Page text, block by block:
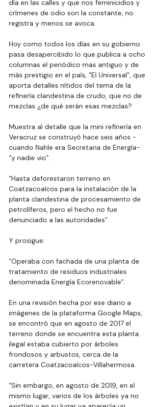
día en las calles y que nos feminicidios y
crímenes de odio son la constante, no
registra y menos se avoca.
Hoy como todos los días en su gobierno
pasa desapercibido lo que publica a ocho
columnas el periódico mas antiguo y de
más prestigio en el país, “El Universal”, que
aporta detalles nítidos del tema de la
refinería clandestina de crudo, que no de
mezclas ¿de qué serán esas mezclas?
Muestra al detalle que la mini refinería en
Veracruz se construyó hace seis años -
cuando Nahle era Secretaria de Energía-
“y nadie vio”.
“Hasta deforestaron terreno en
Coatzacoalcos para la instalación de la
planta clandestina de procesamiento de
petrolíferos, pero el hecho no fue
denunciado a las autoridades”.
Y prosigue:
“Operaba con fachada de una planta de
tratamiento de residuos industriales
denominada Energía Ecorenovable”.
En una revisión hecha por ese diario a
imágenes de la plataforma Google Maps,
se encontró que en agosto de 2017 el
terreno donde se encuentra esta planta
ilegal estaba cubierto por árboles
frondosos y arbustos, cerca de la
carretera Coatzacoalcos-Villahermosa.
“Sin embargo, en agosto de 2019, en el
mismo lugar, varios de los árboles ya no